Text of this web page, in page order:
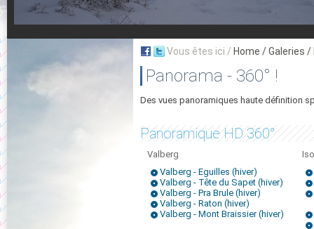
Vous êtes ici / Home / Galeries /
Panorama - 360° !
Des vues panoramiques haute définition
Panoramique HD 360°
Valberg
Valberg - Eguilles (hiver)
Valberg - Tête du Sapet (hiver)
Valberg - Pra Brule (hiver)
Valberg - Raton (hiver)
Valberg - Mont Braissier (hiver)